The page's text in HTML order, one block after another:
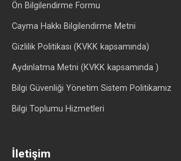
Ön Bilgilendirme Formu
Cayma Hakkı Bilgilendirme Metni
Gizlilik Politikası (KVKK kapsamında)
Aydınlatma Metni (KVKK kapsamında )
Bilgi Güvenliği Yönetim Sistem Politikamız
Bilgi Toplumu Hizmetleri
İletişim